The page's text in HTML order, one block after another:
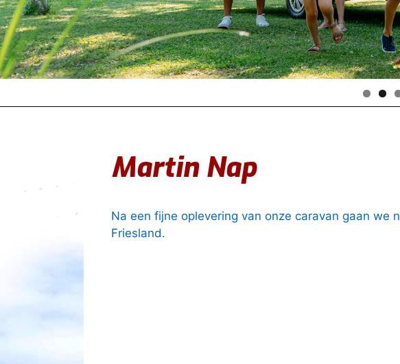
Martin Nap
Na een fijne oplevering van onze caravan gaan we
Friesland.